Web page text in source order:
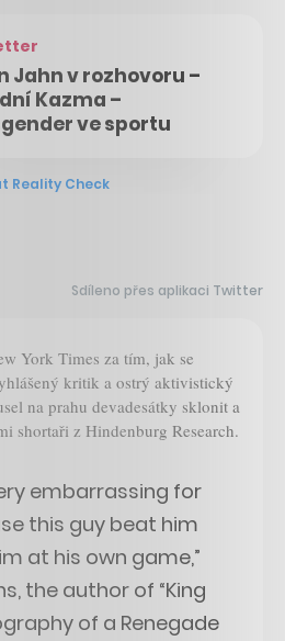
Jahn v rozhovoru –
Kazma –
ve sportu
Reality Check
Sdíleno přes aplikaci Twitter
York Times za tím, jak se
kritik a ostrý aktivistický
na prahu devadesátky sklonit a
shortaři z Hindenburg Research.
embarrassing for
this guy beat him
at his own game,”
the author of “King
of a Renegade